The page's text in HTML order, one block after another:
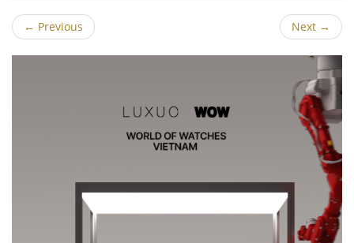
← Previous Next →